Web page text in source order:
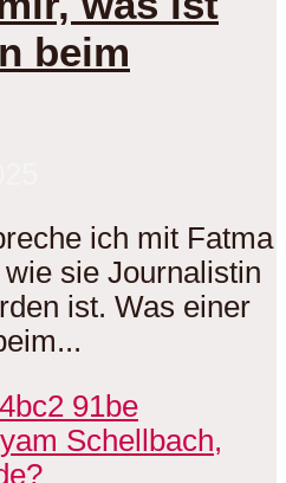
beim
ich mit Fatma
sie Journalistin
ist. Was einer